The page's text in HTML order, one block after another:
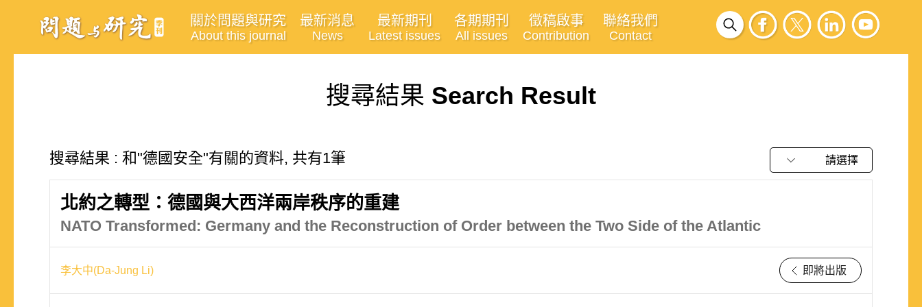
關於問題與研究
About this journal
最新消息
News
最新期刊
Latest issues
各期期刊
All issues
徵稿啟事
Contribution
聯絡我們
Contact
搜尋結果 Search Result
搜尋結果 : 和"德國安全"有關的資料, 共有1筆 請選擇
北約之轉型：德國與大西洋兩岸秩序的重建
NATO Transformed: Germany and the Reconstruction of Order between the Two Side of the Atlantic
李大中(Da-Jung Li) 即將出版